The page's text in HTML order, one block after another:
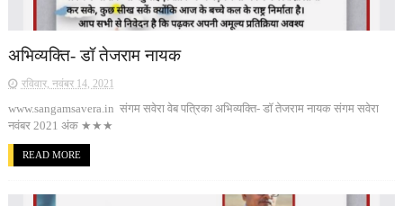
अभिव्यक्ति- डॉ तेजराम नायक
रविवार, नवंबर 14, 2021
www.sangamsavera.in संगम सवेरा वेब पत्रिका अभिव्यक्ति- डॉ तेजराम नायक संगम सवेरा
नवंबर 2021 अंक ★★★
READ MORE